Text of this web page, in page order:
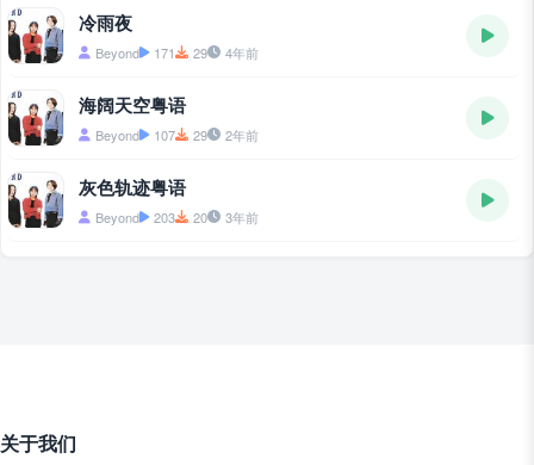
冷雨夜
Beyond 171 29 4年前
海阔天空粤语
Beyond 107 29 2年前
灰色轨迹粤语
Beyond 203 20 3年前
关于我们